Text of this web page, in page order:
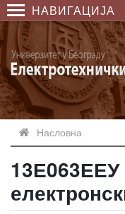
НАВИГАЦИЈА
Насловна